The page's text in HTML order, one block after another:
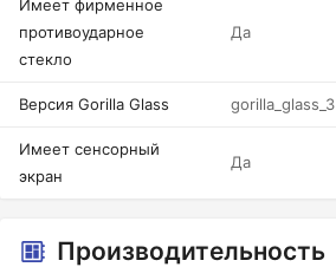
Имеет фирменное
противоударное
стекло
Да
Версия Gorilla Glass gorilla_glass_3
Имеет сенсорный
экран
Да
Производительность